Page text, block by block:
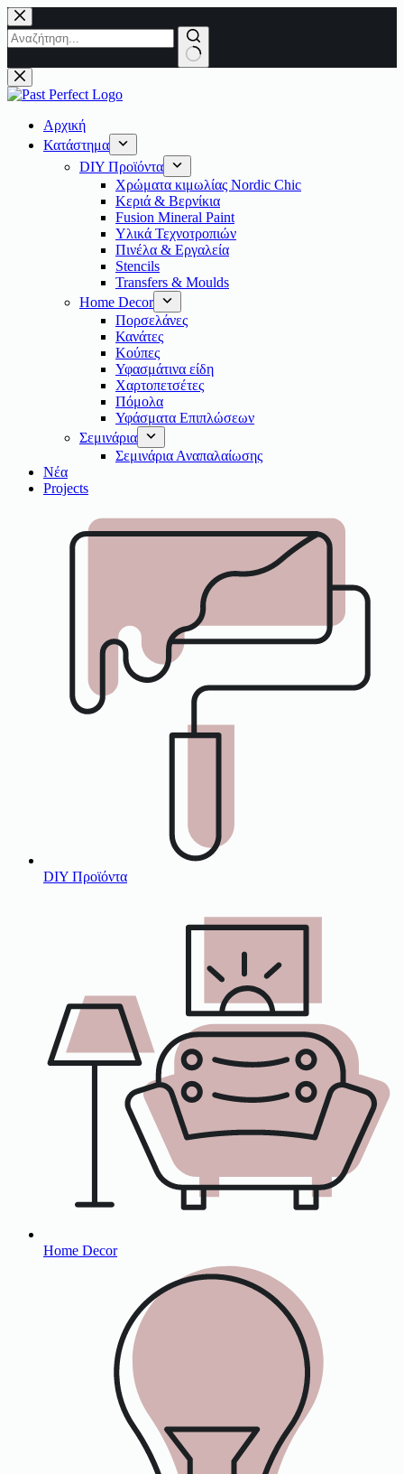
Μετάβαση
στο
περιεχόμενο
No
results
Αρχική
Κατάστημα
DIY Προϊόντα
Χρώματα κιμωλίας Nordic Chic
Κεριά & Βερνίκια
Fusion Mineral Paint
Υλικά Τεχνοτροπιών
Πινέλα & Εργαλεία
Stencils
Transfers & Moulds
Home Decor
Πορσελάνες
Κανάτες
Κούπες
Υφασμάτινα είδη
Χαρτοπετσέτες
Πόμολα
Υφάσματα Επιπλώσεων
Σεμινάρια
Σεμινάρια Αναπαλαίωσης
Νέα
Projects
DIY Προϊόντα
Home Decor